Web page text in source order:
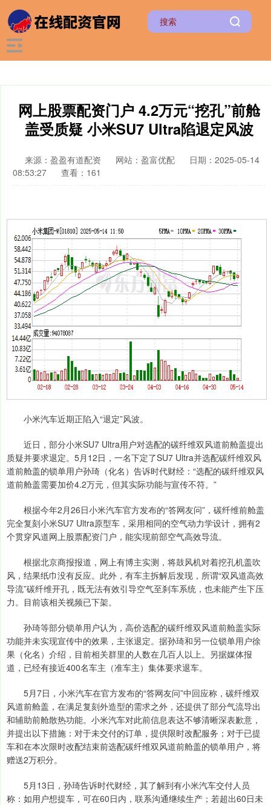
网上股票配资门户 4.2万元“挖孔”前舱
盖受质疑 小米SU7 Ultra陷退定风波
来源：盈盈有道配资 网站：盈富优配
日期：2025-05-14
08:53:27
查看：161
小米汽车近期正陷入“退定”风波。
近日，部分小米SU7 Ultra用户对选配的碳纤维双风道前舱盖提出
质疑并要求退定。5月12日，一名下定了SU7 Ultra并选配碳纤维双风
道前舱盖的锁单用户孙琦（化名）告诉时代财经：“选配的碳纤维双风
道前舱盖需要加价4.2万元，但其实际功能与宣传不符。”
根据今年2月26日小米汽车官方发布的“答网友问”，碳纤维前舱盖
完全复刻小米SU7 Ultra原型车，采用相同的空气动力学设计，拥有2
个贯穿风道网上股票配资门户，能实现前部空气高效导流。
根据北京商报报道，网上有博主实测，将鼓风机对着挖孔机盖吹
风，结果纸巾没有反应。此外，有车主拆解后发现，所谓“双风道高效
导流”碳纤维开孔，既无法有效引导空气至刹车系统，也未能产生下压
力。目前该相关视频已下架。
孙琦等部分锁单用户认为，高价选配的碳纤维双风道前舱盖实际
功能并未实现宣传中的效果，主张退定。据孙琦和另一位锁单用户徐
果（化名）介绍，目前相关群里的人数在几百人以上。另据媒体报
道，已经有接近400名车主（准车主）集体要求退车。
5月7日，小米汽车在官方发布的“答网友问”中回应称，碳纤维双
风道前舱盖，在满足复刻外造型的需求之外，还提供了部分气流导出
和辅助前舱散热功能。小米汽车对此前信息表达不够清晰深表歉意，
并提出以下措施：对于未交付的订单，提供限时改配服务；对于已提
车和在本次限时改配结束前选配碳纤维双风道前舱盖的锁单用户，将
赠送2万积分。
5月13日，孙琦告诉时代财经，其了解到有小米汽车交付人员
称：如用户想提车，可在60日内，联系沟通继续生产；若超出60日未